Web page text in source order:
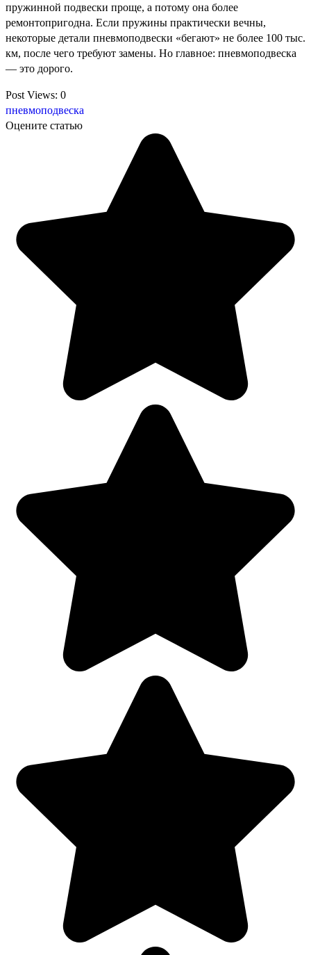
пружинной подвески проще, а потому она более
ремонтопригодна. Если пружины практически вечны,
некоторые детали пневмоподвески «бегают» не более 100 тыс.
км, после чего требуют замены. Но главное: пневмоподвеска
— это дорого.
Post Views: 0
пневмоподвеска
Оцените статью